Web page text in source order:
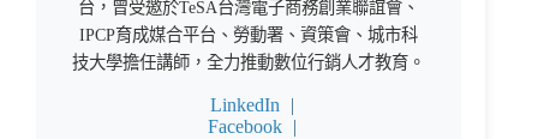
台，曾受邀於TeSA台灣電子商務創業聯誼會、
IPCP育成媒合平台、勞動署、資策會、城市科
技大學擔任講師，全力推動數位行銷人才教育。
LinkedIn
|
Facebook
|